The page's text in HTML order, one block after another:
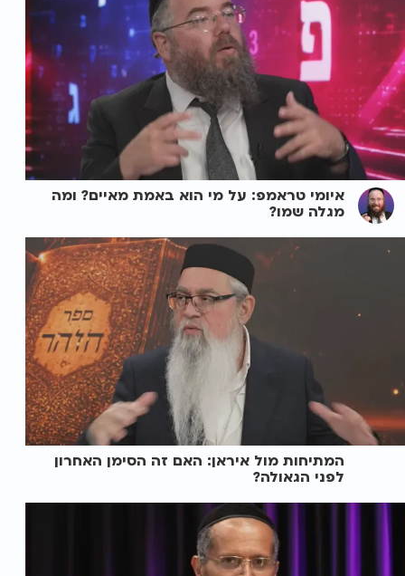
איומי טראמפ: על מי הוא באמת מאיים? ומה
מגלה שמו?
המתיחות מול איראן: האם זה הסימן האחרון
לפני הגאולה?